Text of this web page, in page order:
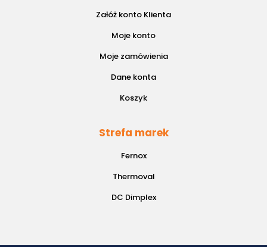
Załóż konto Klienta
Moje konto
Moje zamówienia
Dane konta
Koszyk
Strefa marek
Fernox
Thermoval
DC Dimplex